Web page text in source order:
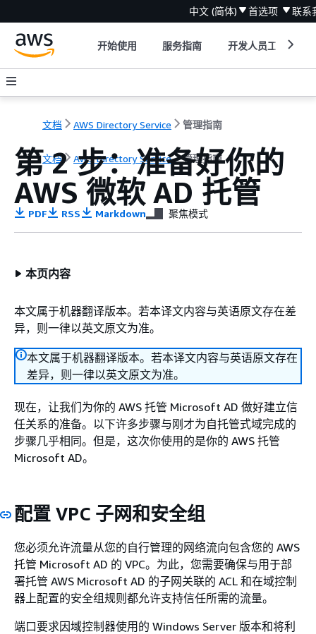
中文 (简体) 首选项 联系
开始使用 服务指南 开发人员工具
文档 AWS Directory Service 管理指南
文档 AWS Directory Service 管理指南
第 2 步：准备好你的
AWS 微软 AD 托管
PDF RSS Markdown 聚焦模式
本页内容
本文属于机器翻译版本。若本译文内容与英语原文存在差
异，则一律以英文原文为准。
本文属于机器翻译版本。若本译文内容与英语原文存在
差异，则一律以英文原文为准。
现在，让我们为你的 AWS 托管 Microsoft AD 做好建立信
任关系的准备。以下许多步骤与刚才为自托管式域完成的
步骤几乎相同。但是，这次你使用的是你的 AWS 托管
Microsoft AD。
配置 VPC 子网和安全组
您必须允许流量从您的自行管理的网络流向包含您的 AWS
托管 Microsoft AD 的 VPC。为此，您需要确保与用于部
署托管 AWS Microsoft AD 的子网关联的 ACL 和在域控制
器上配置的安全组规则都允许支持信任所需的流量。
端口要求因域控制器使用的 Windows Server 版本和将利